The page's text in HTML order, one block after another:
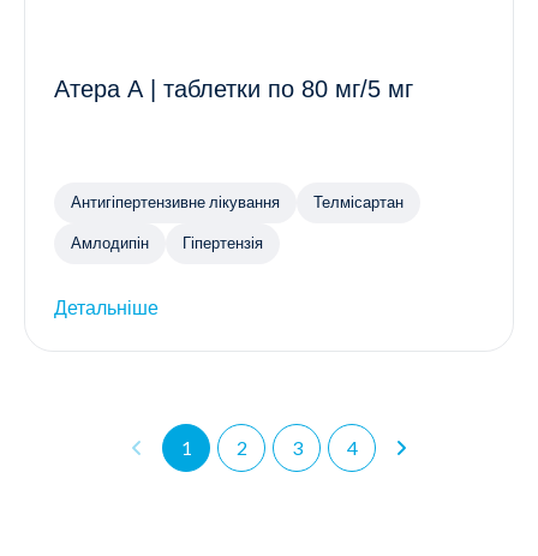
Атера А | таблетки по 80 мг/5 мг
Антигіпертензивне лікування Телмісартан
Амлодипін Гіпертензія
Детальніше
1 2 3 4